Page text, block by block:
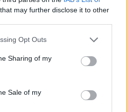
that may further disclose it to other
Opt Outs
Sharing of my
Sale of my